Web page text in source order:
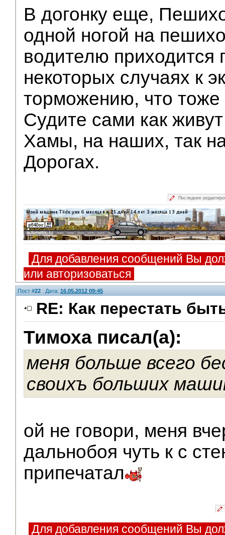
В догонку еще,
одной ногой на
водителю приходится
некоторых случаях к
торможению, что
Судите сами как
Хамы, на наших, так
Дорогах.
Последнее
Для добавления сообщений Вы
или авторизоваться
Пост #22 Дата: 16.05.2012 09:45
RE: Как перестать
Тимоха писал(а):
меня больше всего
своихъ больших
ой не говори, меня
дальнобоя чуть к с
припечатал
V.I.P.
Для добавления сообщений Вы